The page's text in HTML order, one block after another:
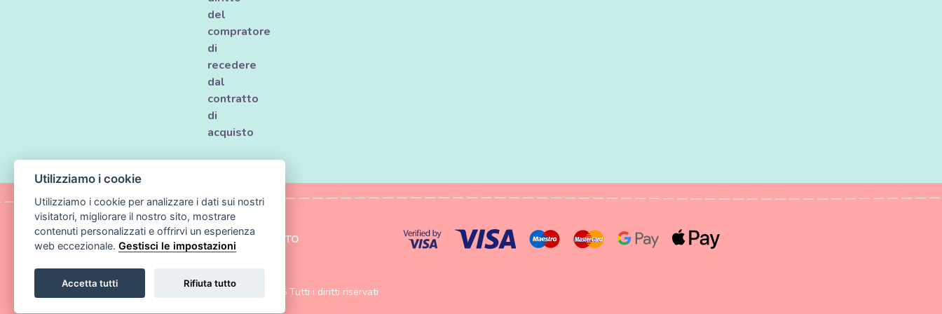
del
compratore
di
recedere
dal
contratto
di
acquisto
MAPPA DEL SITO | CONTATTO
2026 Tutti i diritti riservati
Utilizziamo i cookie
Utilizziamo i cookie per analizzare i dati sui nostri
visitatori, migliorare il nostro sito, mostrare
contenuti personalizzati e offrirvi un esperienza
web eccezionale. Gestisci le impostazioni
Accetta tutti Rifiuta tutto